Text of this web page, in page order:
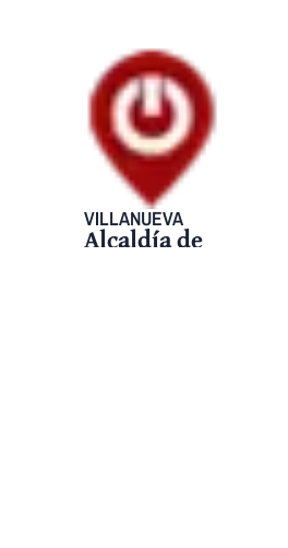
VILLANUEVA
Alcaldía de